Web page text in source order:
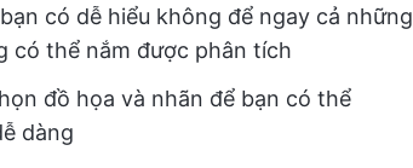
có dễ hiểu không để ngay cả những
có thể nắm được phân tích
đồ họa và nhãn để bạn có thể
dàng